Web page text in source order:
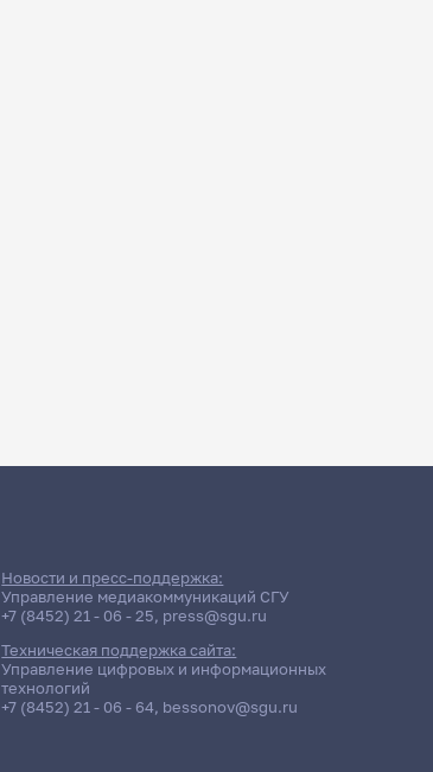
Новости и пресс-поддержка:
Управление медиакоммуникаций СГУ
+7 (8452) 21 - 06 - 25, press@sgu.ru
Техническая поддержка сайта:
Управление цифровых и информационных
технологий
+7 (8452) 21 - 06 - 64, bessonov@sgu.ru